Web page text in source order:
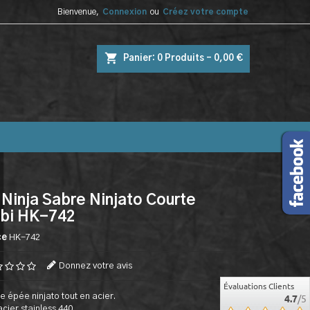
Bienvenue, Connexion ou Créez votre compte
shopping_cart Panier: 0 Produits - 0,00 €
Ninja Sabre Ninjato Courte
HK-742
HK-742
Donnez votre avis
épée ninjato tout en acier.
Évaluations Clients
4.7/5